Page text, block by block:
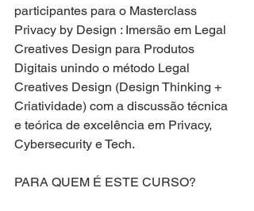
participantes para o Masterclass
Privacy by Design : Imersão em Legal
Creatives Design para Produtos
Digitais unindo o método Legal
Creatives Design (Design Thinking +
Criatividade) com a discussão técnica
e teórica de excelência em Privacy,
Cybersecurity e Tech.
PARA QUEM É ESTE CURSO?